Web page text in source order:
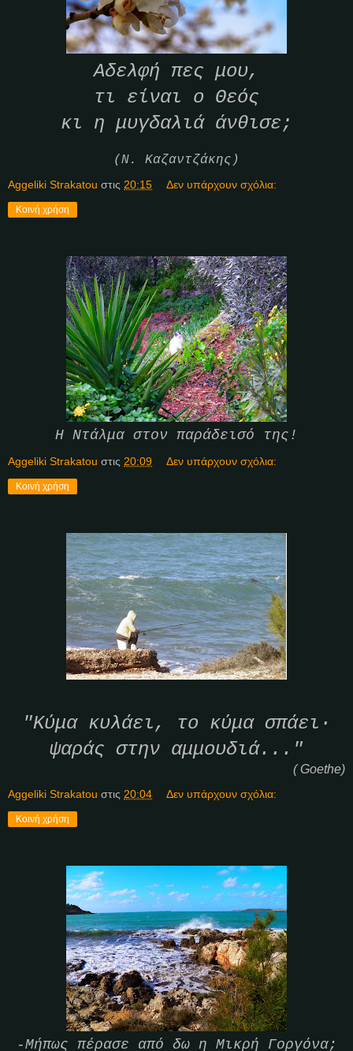
Αδελφή πες μου,
τι είναι ο Θεός
κι η μυγδαλιά άνθισε;
(Ν. Καζαντζάκης)
Aggeliki Strakatou στις 20:15 Δεν υπάρχουν σχόλια:
Κοινή χρήση
Η Ντάλμα στον παράδεισό της!
Aggeliki Strakatou στις 20:09 Δεν υπάρχουν σχόλια:
Κοινή χρήση
"Κύμα κυλάει, το κύμα σπάει·
ψαράς στην αμμουδιά..."
( Goethe)
Aggeliki Strakatou στις 20:04 Δεν υπάρχουν σχόλια:
Κοινή χρήση
-Μήπως πέρασε από δω η Μικρή Γοργόνα;